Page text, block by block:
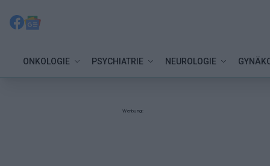
ONKOLOGIE PSYCHIATRIE NEUROLOGIE
Werbung: